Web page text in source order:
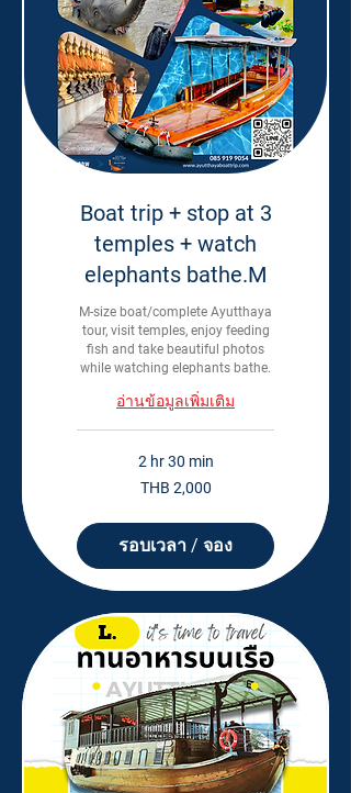
Boat trip + stop at 3
temples + watch
elephants bathe.M
M-size boat/complete Ayutthaya
tour, visit temples, enjoy feeding
fish and take beautiful photos
while watching elephants bathe.
อ่านข้อมูลเพิ่มเติม
2 hr 30 min
THB 2,000
รอบเวลา / จอง